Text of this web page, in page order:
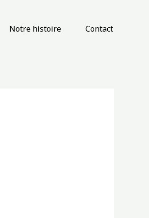
Notre histoire Contact